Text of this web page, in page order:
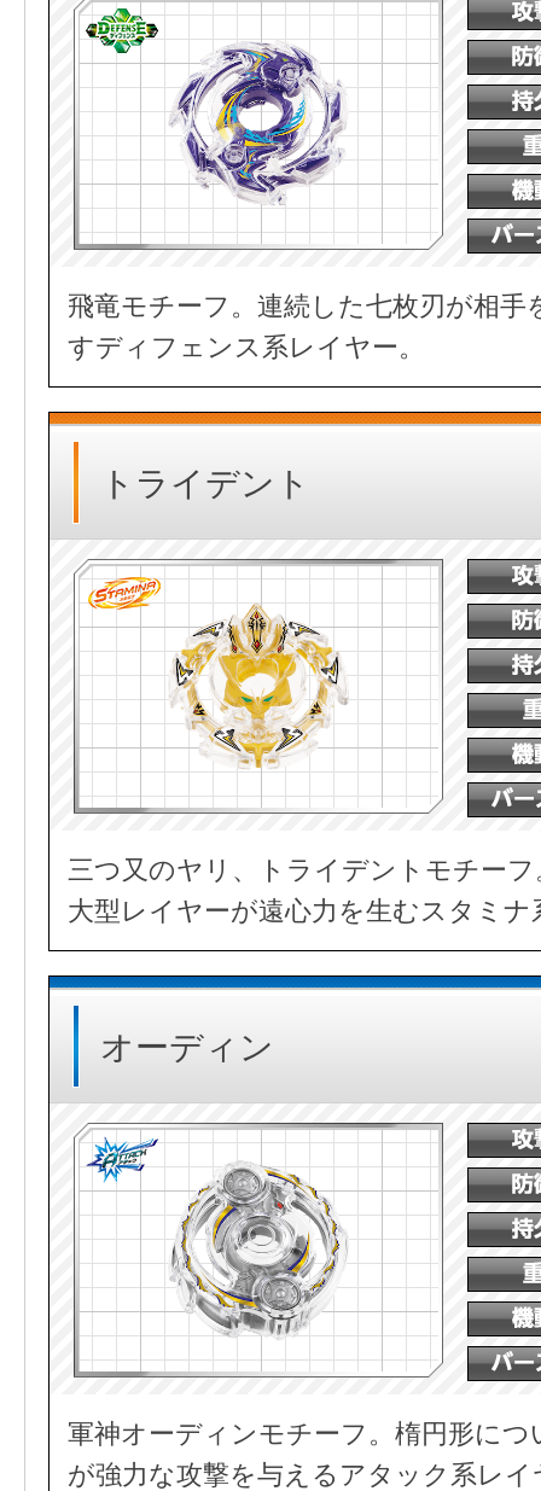
飛竜モチーフ。連続した七枚刃が相手
すディフェンス系レイヤー。
トライデント
三つ又のヤリ、トライデントモチー
大型レイヤーが遠心力を生むスタミナ
オーディン
軍神オーディンモチーフ。楕円形に
が強力な攻撃を与えるアタック系レイ